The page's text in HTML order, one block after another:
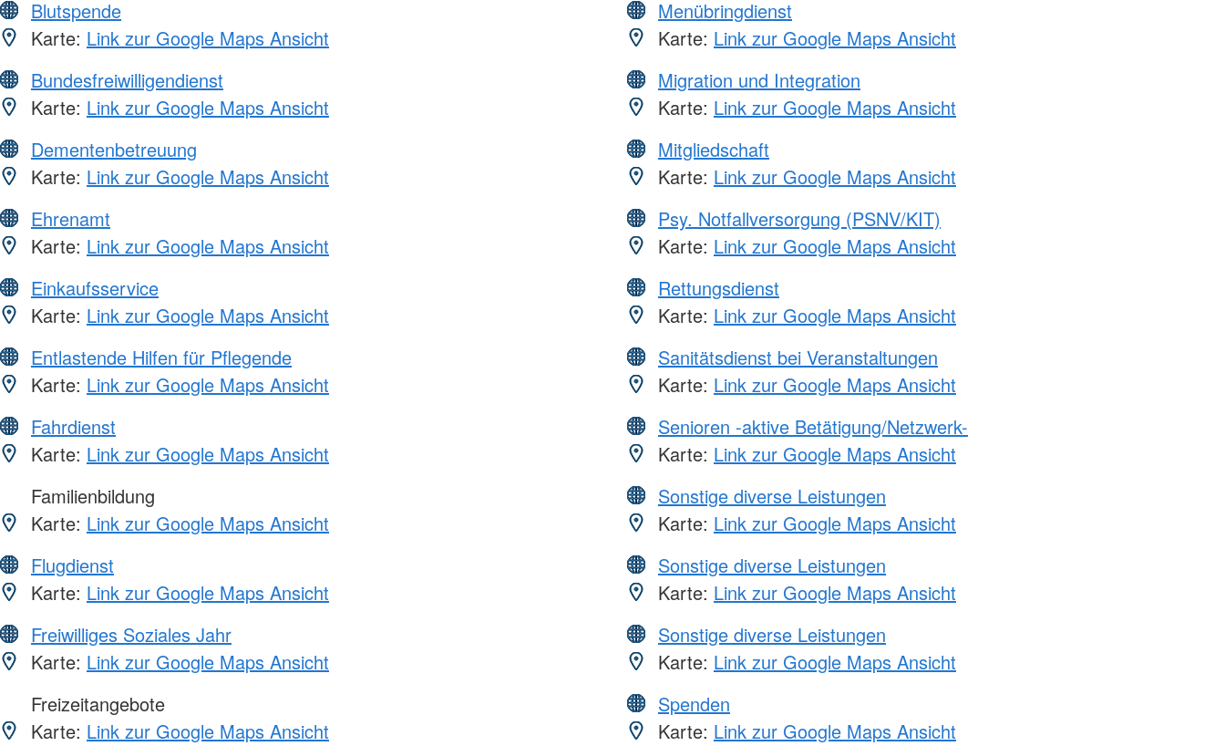
Blutspende
Karte: Link zur Google Maps Ansicht
Bundesfreiwilligendienst
Karte: Link zur Google Maps Ansicht
Dementenbetreuung
Karte: Link zur Google Maps Ansicht
Ehrenamt
Karte: Link zur Google Maps Ansicht
Einkaufsservice
Karte: Link zur Google Maps Ansicht
Entlastende Hilfen für Pflegende
Karte: Link zur Google Maps Ansicht
Fahrdienst
Karte: Link zur Google Maps Ansicht
Familienbildung
Karte: Link zur Google Maps Ansicht
Flugdienst
Karte: Link zur Google Maps Ansicht
Freiwilliges Soziales Jahr
Karte: Link zur Google Maps Ansicht
Freizeitangebote
Karte: Link zur Google Maps Ansicht
Menübringdienst
Karte: Link zur Google Maps Ansicht
Migration und Integration
Karte: Link zur Google Maps Ansicht
Mitgliedschaft
Karte: Link zur Google Maps Ansicht
Psy. Notfallversorgung (PSNV/KIT)
Karte: Link zur Google Maps Ansicht
Rettungsdienst
Karte: Link zur Google Maps Ansicht
Sanitätsdienst bei Veranstaltungen
Karte: Link zur Google Maps Ansicht
Senioren -aktive Betätigung/Netzwerk-
Karte: Link zur Google Maps Ansicht
Sonstige diverse Leistungen
Karte: Link zur Google Maps Ansicht
Sonstige diverse Leistungen
Karte: Link zur Google Maps Ansicht
Sonstige diverse Leistungen
Karte: Link zur Google Maps Ansicht
Spenden
Karte: Link zur Google Maps Ansicht